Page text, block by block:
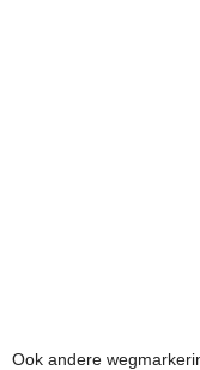
Ook andere